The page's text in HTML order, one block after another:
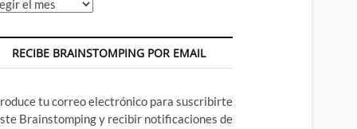
RECIBE BRAINSTOMPING POR EMAIL
tu correo electrónico para suscribirte
Brainstomping y recibir notificaciones de